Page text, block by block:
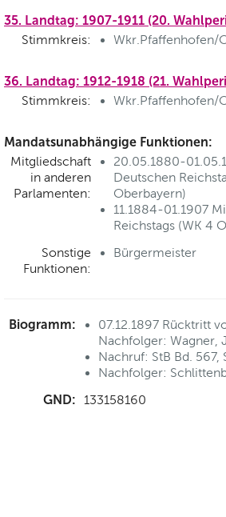
35. Landtag: 1907-1911 (20.
Stimmkreis: Wkr.Pfaffenhofen/
36. Landtag: 1912-1918 (21.
Stimmkreis: Wkr.Pfaffenhofen/
Mandatsunabhängige Funktionen:
Mitgliedschaft
in anderen
Parlamenten:
20.05.1880-
Deutschen
Oberbayern)
11.1884-01.1907
Reichstags (WK 4
Sonstige
Funktionen:
Bürgermeister
Biogramm:
07.12.1897 Rücktritt
Nachfolger: Wagner,
Nachruf: StB Bd. 567,
Nachfolger:
GND: 133158160